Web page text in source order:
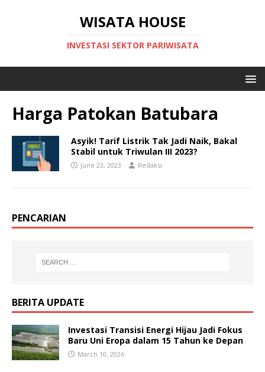
WISATA HOUSE
INVESTASI SEKTOR PARIWISATA
Harga Patokan Batubara
Asyik! Tarif Listrik Tak Jadi Naik, Bakal
Stabil untuk Triwulan III 2023?
June 23, 2023 Redaksi
PENCARIAN
BERITA UPDATE
Investasi Transisi Energi Hijau Jadi Fokus
Baru Uni Eropa dalam 15 Tahun ke Depan
March 10, 2026